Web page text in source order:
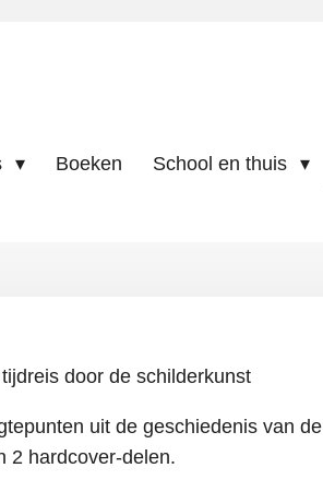
Boeken School en thuis
door de schilderkunst
uit de geschiedenis van de
2 hardcover-delen.